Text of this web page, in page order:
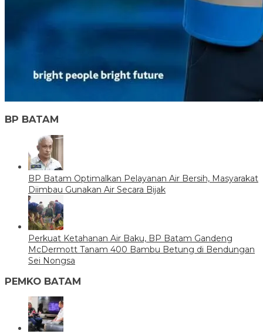
BP BATAM
BP Batam Optimalkan Pelayanan Air Bersih, Masyarakat
Diimbau Gunakan Air Secara Bijak
Perkuat Ketahanan Air Baku, BP Batam Gandeng
McDermott Tanam 400 Bambu Betung di Bendungan
Sei Nongsa
PEMKO BATAM